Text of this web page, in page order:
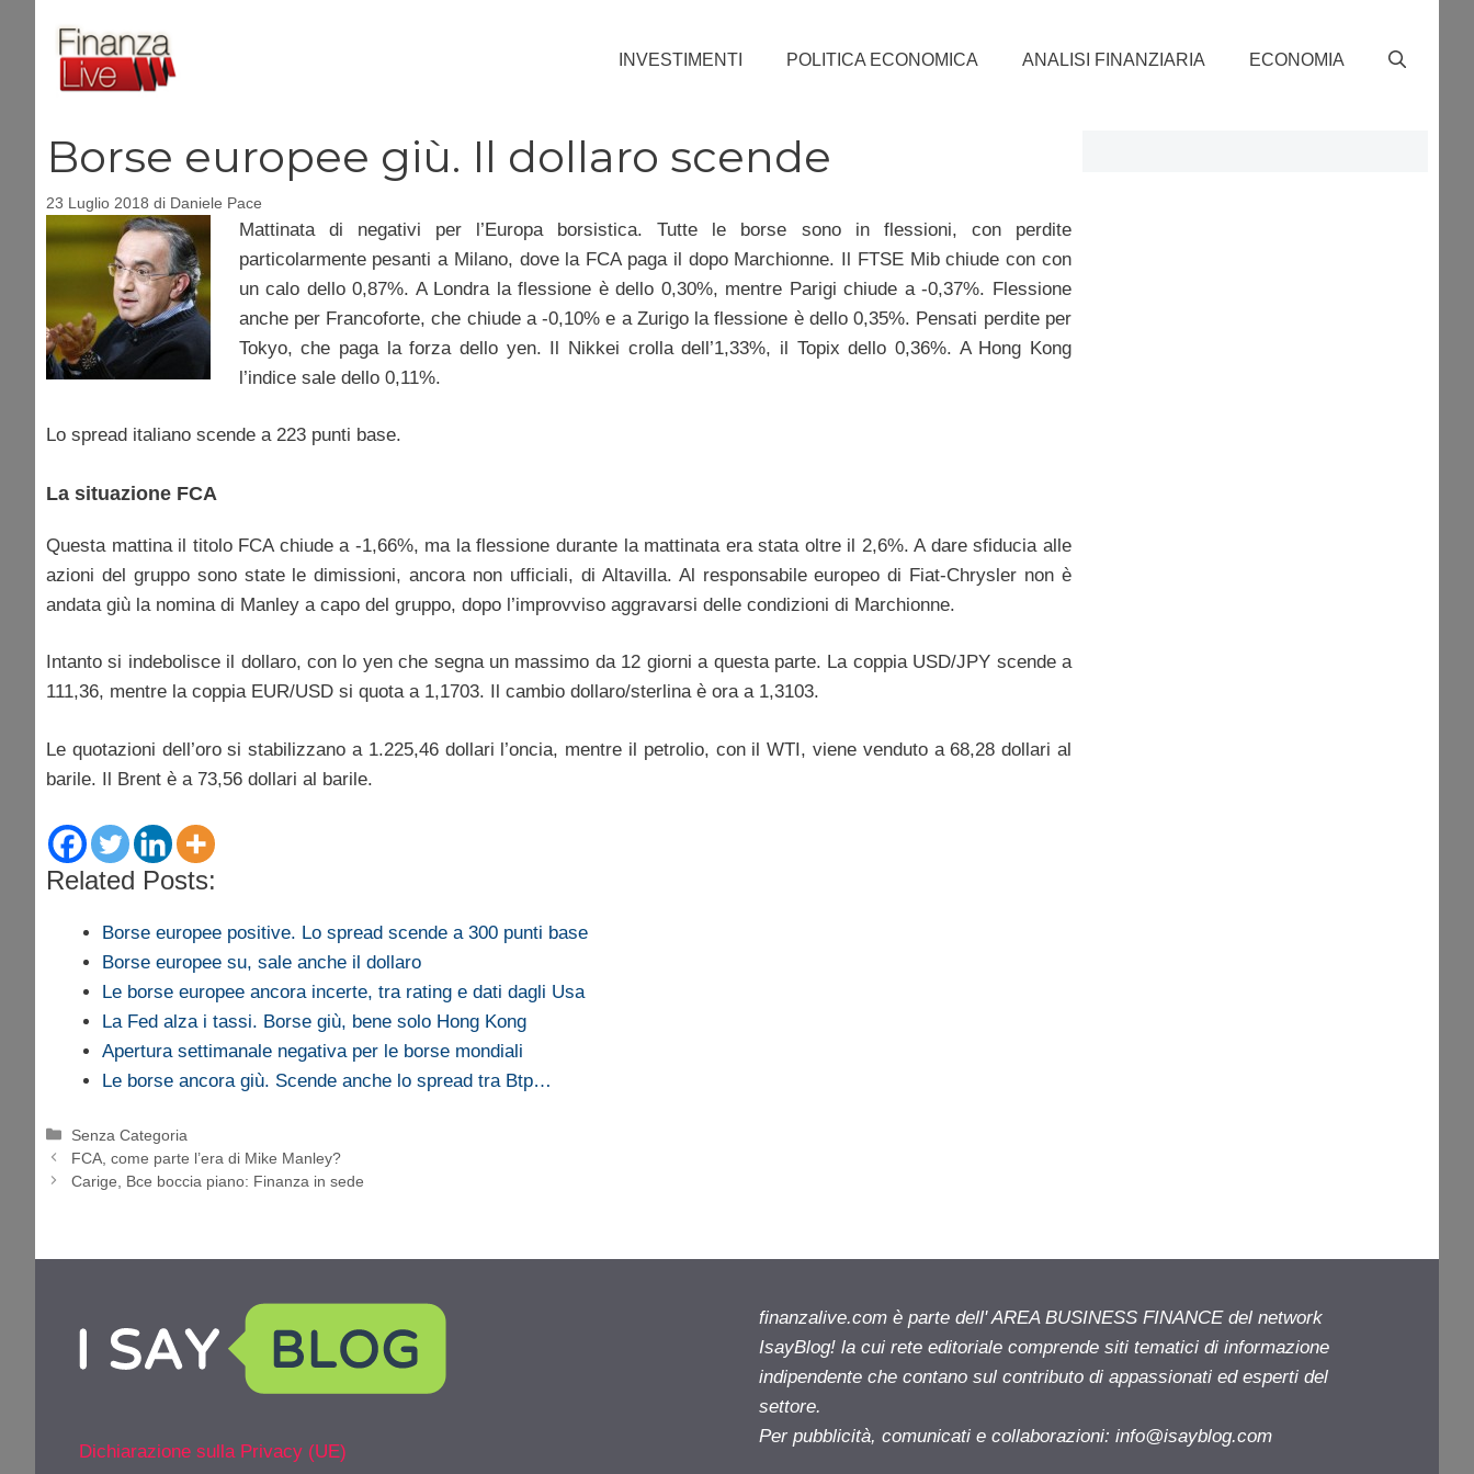
contenuto
INVESTIMENTI POLITICA ECONOMICA ANALISI FINANZIARIA ECONOMIA
Borse europee giù. Il dollaro scende
23 Luglio 2018 di Daniele Pace
Mattinata di negativi per l’Europa borsistica. Tutte le borse sono in flessioni, con perdite
particolarmente pesanti a Milano, dove la FCA paga il dopo Marchionne. Il FTSE Mib chiude con con
un calo dello 0,87%. A Londra la flessione è dello 0,30%, mentre Parigi chiude a -0,37%. Flessione
anche per Francoforte, che chiude a -0,10% e a Zurigo la flessione è dello 0,35%. Pensati perdite per
Tokyo, che paga la forza dello yen. Il Nikkei crolla dell’1,33%, il Topix dello 0,36%. A Hong Kong
l’indice sale dello 0,11%.
Lo spread italiano scende a 223 punti base.
La situazione FCA
Questa mattina il titolo FCA chiude a -1,66%, ma la flessione durante la mattinata era stata oltre il 2,6%. A dare sfiducia alle
azioni del gruppo sono state le dimissioni, ancora non ufficiali, di Altavilla. Al responsabile europeo di Fiat-Chrysler non è
andata giù la nomina di Manley a capo del gruppo, dopo l’improvviso aggravarsi delle condizioni di Marchionne.
Intanto si indebolisce il dollaro, con lo yen che segna un massimo da 12 giorni a questa parte. La coppia USD/JPY scende a
111,36, mentre la coppia EUR/USD si quota a 1,1703. Il cambio dollaro/sterlina è ora a 1,3103.
Le quotazioni dell’oro si stabilizzano a 1.225,46 dollari l’oncia, mentre il petrolio, con il WTI, viene venduto a 68,28 dollari al
barile. Il Brent è a 73,56 dollari al barile.
Related Posts:
Borse europee positive. Lo spread scende a 300 punti base
Borse europee su, sale anche il dollaro
Le borse europee ancora incerte, tra rating e dati dagli Usa
La Fed alza i tassi. Borse giù, bene solo Hong Kong
Apertura settimanale negativa per le borse mondiali
Le borse ancora giù. Scende anche lo spread tra Btp…
Categorie
Senza Categoria
FCA, come parte l’era di Mike Manley?
Carige, Bce boccia piano: Finanza in sede
Dichiarazione sulla Privacy (UE)
finanzalive.com è parte dell' AREA BUSINESS FINANCE del network
IsayBlog! la cui rete editoriale comprende siti tematici di informazione
indipendente che contano sul contributo di appassionati ed esperti del
settore.
Per pubblicità, comunicati e collaborazioni: info@isayblog.com